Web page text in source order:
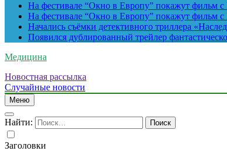
На фестивале “Окно в Европу” покажут фильм с
На фестивале “Окно в Европу” покажут фильм с
Начались съёмки детективного триллера
Появился дублированный трейлер
Медицина
Новостная рассылка
Случайные новости
Меню
Найти:
Заголовки